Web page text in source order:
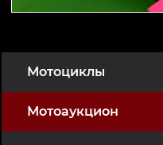
Мотоциклы
Мотоаукцион